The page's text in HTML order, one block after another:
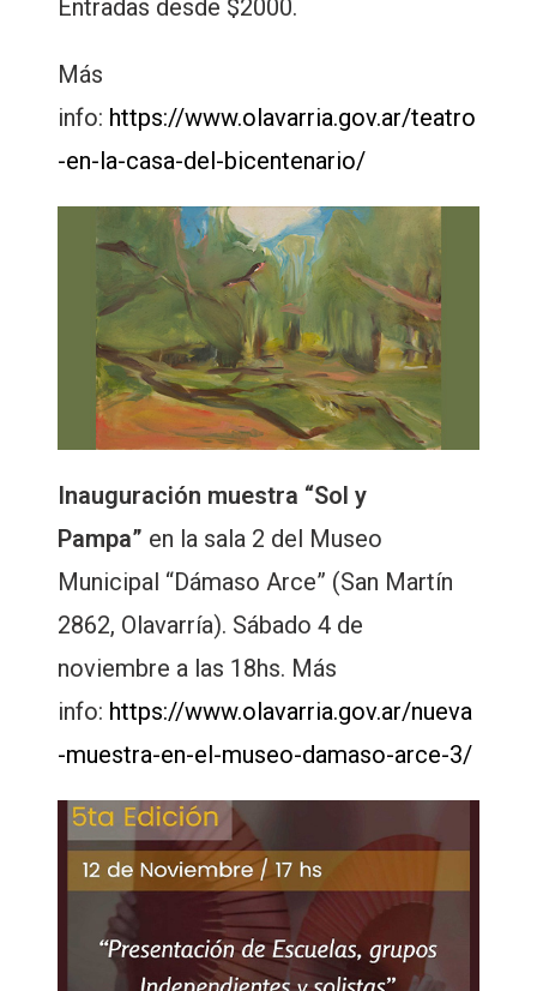
Entradas desde $2000.
Más
info: https://www.olavarria.gov.ar/teatro
-en-la-casa-del-bicentenario/
Inauguración muestra “Sol y
Pampa” en la sala 2 del Museo
Municipal “Dámaso Arce” (San Martín
2862, Olavarría). Sábado 4 de
noviembre a las 18hs. Más
info: https://www.olavarria.gov.ar/nueva
-muestra-en-el-museo-damaso-arce-3/